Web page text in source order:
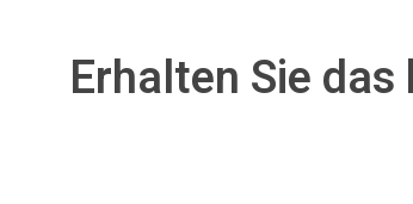
Erhalten Sie das